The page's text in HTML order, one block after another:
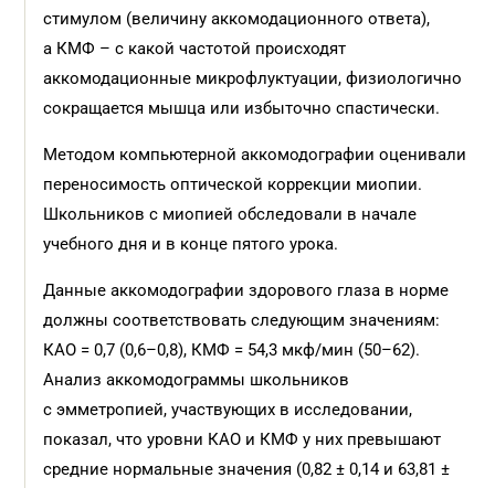
стимулом (величину аккомодационного ответа),
а КМФ – с какой частотой происходят
аккомодационные микрофлуктуации, физиологично
сокращается мышца или избыточно спастически.
Методом компьютерной аккомодографии оценивали
переносимость оптической коррекции миопии.
Школьников с миопией обследовали в начале
учебного дня и в конце пятого урока.
Данные аккомодографии здорового глаза в норме
должны соответствовать следующим значениям:
КАО = 0,7 (0,6–0,8), КМФ = 54,3 мкф/мин (50–62).
Анализ аккомодограммы школьников
с эмметропией, участвующих в исследовании,
показал, что уровни КАО и КМФ у них превышают
средние нормальные значения (0,82 ± 0,14 и 63,81 ±